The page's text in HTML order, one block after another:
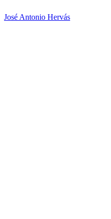
José Antonio Hervás